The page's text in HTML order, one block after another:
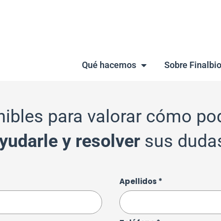
Qué hacemos Sobre
para valorar cómo
y resolver sus
Apellidos *